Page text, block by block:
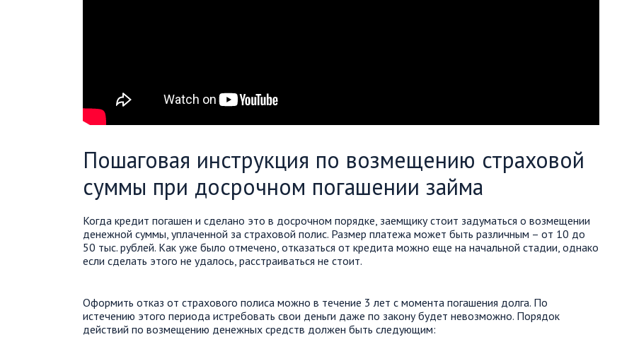
Пошаговая инструкция по возмещению страховой
суммы при досрочном погашении займа
Когда кредит погашен и сделано это в досрочном порядке, заемщику стоит задуматься о возмещении
денежной суммы, уплаченной за страховой полис. Размер платежа может быть различным – от 10 до
50 тыс. рублей. Как уже было отмечено, отказаться от кредита можно еще на начальной стадии, однако
если сделать этого не удалось, расстраиваться не стоит.
Оформить отказ от страхового полиса можно в течение 3 лет с момента погашения долга. По
истечению этого периода истребовать свои деньги даже по закону будет невозможно. Порядок
действий по возмещению денежных средств должен быть следующим: